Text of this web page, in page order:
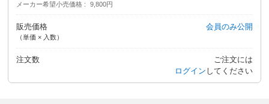
メーカー希望小売価格
9,800円
販売価格
（単価 × 入数）
会員のみ公開
注文数
ご注文には
ログイン してください